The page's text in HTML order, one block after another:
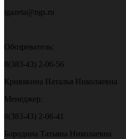
igazeta@ngs.ru
Обозреватель:
8(383-43) 2-06-56
Кривякина Наталья Николаевна
Менеджер:
8(383-43) 2-06-41
Бородина Татьяна Николаевна